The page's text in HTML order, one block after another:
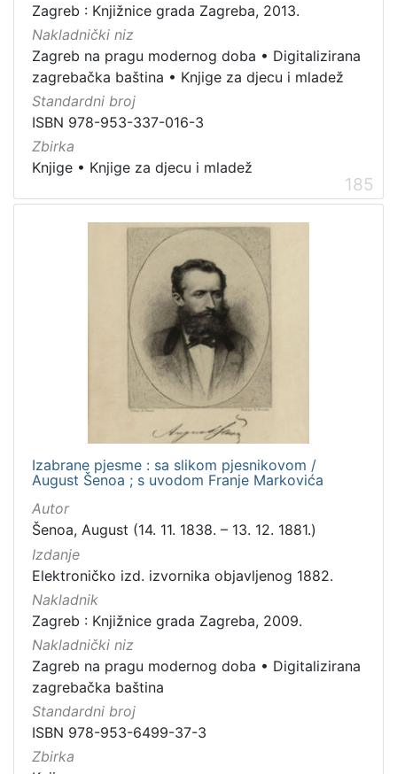
Zagreb : Knjižnice grada Zagreba, 2013.
Nakladnički niz
Zagreb na pragu modernog doba • Digitalizirana
zagrebačka baština • Knjige za djecu i mladež
Standardni broj
ISBN 978-953-337-016-3
Zbirka
Knjige • Knjige za djecu i mladež
185
Izabrane pjesme : sa slikom pjesnikovom /
August Šenoa ; s uvodom Franje Markovića
Autor
Šenoa, August (14. 11. 1838. – 13. 12. 1881.)
Izdanje
Elektroničko izd. izvornika objavljenog 1882.
Nakladnik
Zagreb : Knjižnice grada Zagreba, 2009.
Nakladnički niz
Zagreb na pragu modernog doba • Digitalizirana
zagrebačka baština
Standardni broj
ISBN 978-953-6499-37-3
Zbirka